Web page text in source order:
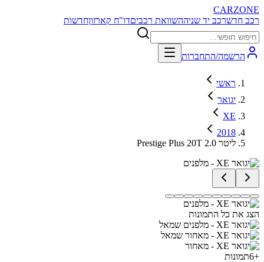
CARZONE
רכב חדשרכב יד שניההשוואת רכביםדו"ח קארזוןחדשות
הרשמה/התחברות
ראשי
יגואר
XE
2018
Prestige Plus 20T 2.0 ליטר
הצג את כל התמונות
+
6תמונות